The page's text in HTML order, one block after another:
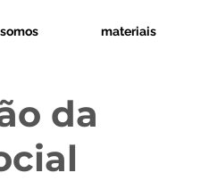
materiais
da